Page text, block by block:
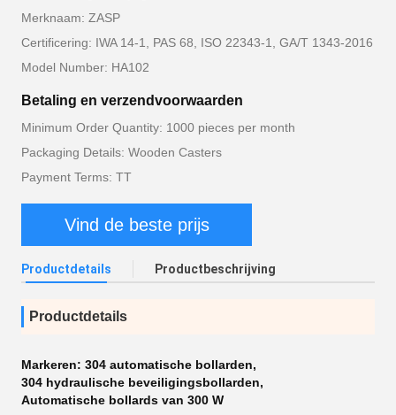
Merknaam: ZASP
Certificering: IWA 14-1, PAS 68, ISO 22343-1, GA/T 1343-2016
Model Number: HA102
Betaling en verzendvoorwaarden
Minimum Order Quantity: 1000 pieces per month
Packaging Details: Wooden Casters
Payment Terms: TT
Vind de beste prijs
Productdetails Productbeschrijving
Productdetails
Markeren: 304 automatische bollarden,
304 hydraulische beveiligingsbollarden,
Automatische bollards van 300 W